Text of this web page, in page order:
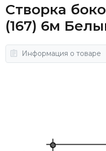
Створка
(167) 6м
Информация о товаре